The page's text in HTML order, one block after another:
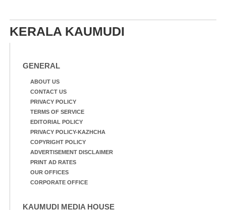
നേതൃത്വത്തിൽ അവതരിപ്പിച്ച ലയ
നമൻ കഥക് നൃത്തത്തിൽ നിന്ന്
KERALA KAUMUDI
GENERAL
ABOUT US
CONTACT US
PRIVACY POLICY
TERMS OF SERVICE
EDITORIAL POLICY
PRIVACY POLICY-KAZHCHA
COPYRIGHT POLICY
ADVERTISEMENT DISCLAIMER
PRINT AD RATES
OUR OFFICES
CORPORATE OFFICE
KAUMUDI MEDIA HOUSE